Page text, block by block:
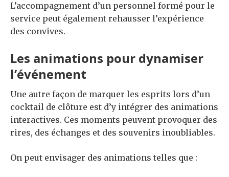
L’accompagnement d’un personnel formé pour le
service peut également rehausser l’expérience
des convives.
Les animations pour dynamiser
l’événement
Une autre façon de marquer les esprits lors d’un
cocktail de clôture est d’y intégrer des animations
interactives. Ces moments peuvent provoquer des
rires, des échanges et des souvenirs inoubliables.
On peut envisager des animations telles que :